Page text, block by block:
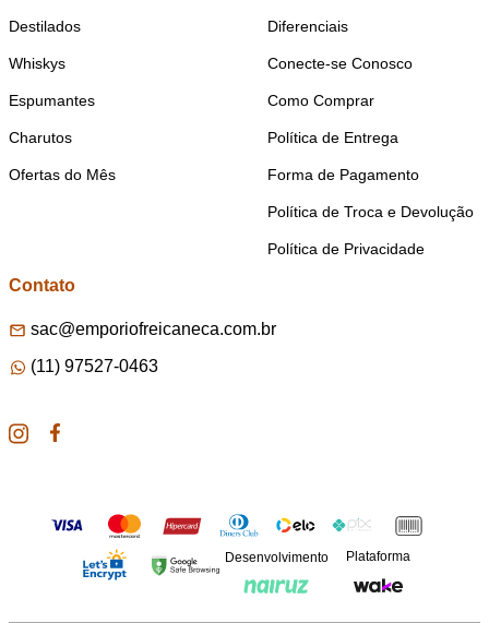
Destilados
Whiskys
Espumantes
Charutos
Ofertas do Mês
Diferenciais
Conecte-se Conosco
Como Comprar
Política de Entrega
Forma de Pagamento
Política de Troca e Devolução
Política de Privacidade
Contato
sac@emporiofreicaneca.com.br
(11) 97527-0463
Desenvolvimento Plataforma